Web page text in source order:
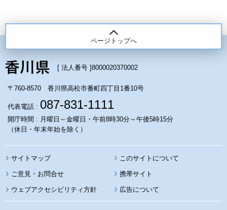
ページトップへ
[ 法人番号 ]8000020370002
〒760-8570 香川県高松市番町四丁目1番10号
代表電話 : 087-831-1111
開庁時間 : 月曜日～金曜日・午前8時30分～午後5時15分
（休日・年末年始を除く）
サイトマップ このサイトについて
携帯サイト
ウェブアクセシビリティ方針 広告について